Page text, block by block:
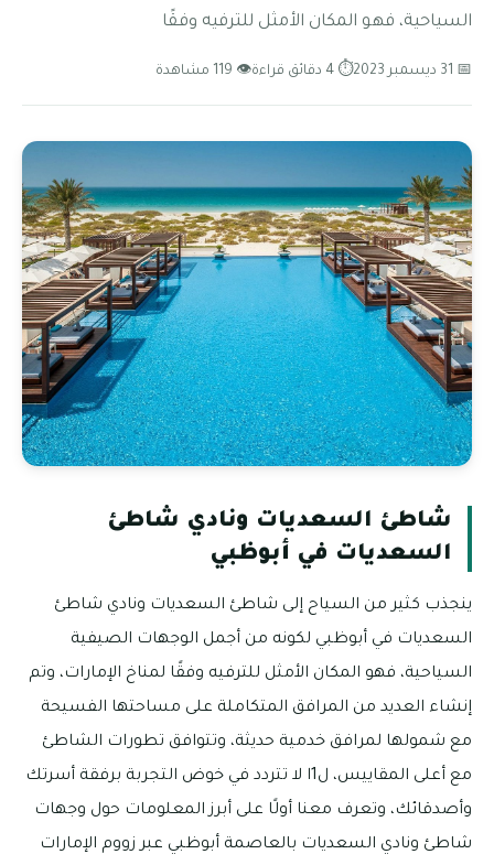
السياحية، فهو المكان الأمثل للترفيه وفقًا
📅 31 ديسمبر 2023 ⏱ 4 دقائق قراءة 👁 119 مشاهدة
شاطئ السعديات ونادي شاطئ
السعديات في أبوظبي
ينجذب كثير من السياح إلى شاطئ السعديات ونادي شاطئ
السعديات في أبوظبي لكونه من أجمل الوجهات الصيفية
السياحية، فهو المكان الأمثل للترفيه وفقًا لمناخ الإمارات، وتم
إنشاء العديد من المرافق المتكاملة على مساحتها الفسيحة
مع شمولها لمرافق خدمية حديثة، وتتوافق تطورات الشاطئ
مع أعلى المقاييس، ل1ا لا تتردد في خوض التجربة برفقة أسرتك
وأصدقائك، وتعرف معنا أولًا على أبرز المعلومات حول وجهات
شاطئ ونادي السعديات بالعاصمة أبوظبي عبر زووم الإمارات